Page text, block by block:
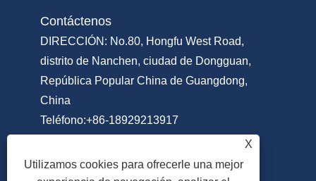
Contáctenos
DIRECCIÓN: No.80, Hongfu West Road,
distrito de Nanchen, ciudad de Dongguan,
República Popular China de Guangdong,
China
Teléfono:+86-18929213917
Correo electrónico:Info@sammipack.com
X
Utilizamos cookies para ofrecerle una mejor